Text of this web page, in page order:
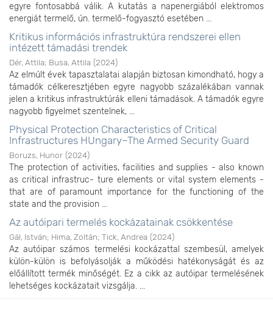
egyre fontosabbá válik. A kutatás a napenergiából elektromos
energiát termelő, ún. termelő-fogyasztó esetében ...
Kritikus információs infrastruktúra rendszerei ellen
intézett támadási trendek
Dér, Attila; Busa, Attila (2024)
Az elmúlt évek tapasztalatai alapján biztosan kimondható, hogy a
támadók célkeresztjében egyre nagyobb százalékában vannak
jelen a kritikus infrastruktúrák elleni támadások. A támadók egyre
nagyobb figyelmet szentelnek, ...
Physical Protection Characteristics of Critical
Infrastructures HUngary–The Armed Security Guard
Boruzs, Hunor (2024)
The protection of activities, facilities and supplies - also known
as critical infrastruc- ture elements or vital system elements -
that are of paramount importance for the functioning of the
state and the provision ...
Az autóipari termelés kockázatainak csökkentése
Gál, István; Hima, Zoltán; Tick, Andrea (2024)
Az autóipar számos termelési kockázattal szembesül, amelyek
külön-külön is befolyásolják a működési hatékonyságát és az
előállított termék minőségét. Ez a cikk az autóipar termelésének
lehetséges kockázatait vizsgálja. ...